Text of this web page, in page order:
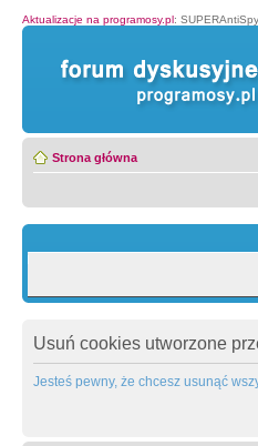
Aktualizacje na programosy.pl:
Strona główna
Usuń cookies utworzone
Jesteś pewny, że chcesz usunąć